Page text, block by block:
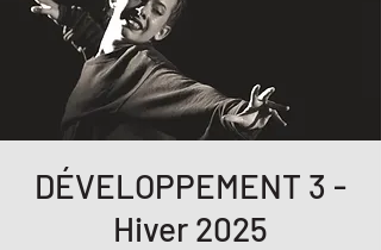
DÉVELOPPEMENT 3 -
Hiver 2025